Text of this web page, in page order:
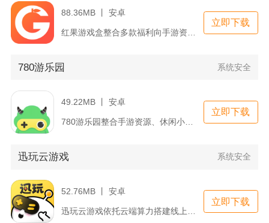
88.36MB 丨 安卓
立即下载
780游乐园 系统安全
49.22MB 丨 安卓
780游乐园整合手游资源、休闲小游戏与游戏攻略内容，是面向普...
立即下载
迅玩云游戏 系统安全
52.76MB 丨 安卓
立即下载